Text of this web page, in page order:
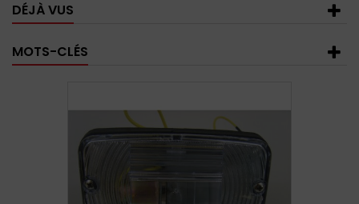
DÉJÀ VUS
MOTS-CLÉS